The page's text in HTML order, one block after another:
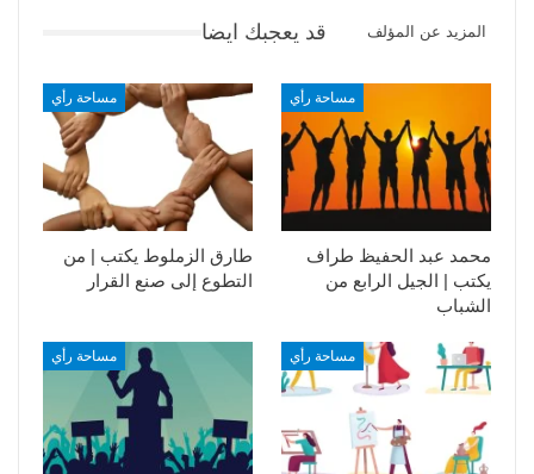
قد يعجبك ايضا المزيد عن المؤلف
مساحة رأي
طارق الزملوط يكتب | من
التطوع إلى صنع القرار
مساحة رأي
محمد عبد الحفيظ طراف
يكتب | الجيل الرابع من
الشباب
مساحة رأي مساحة رأي